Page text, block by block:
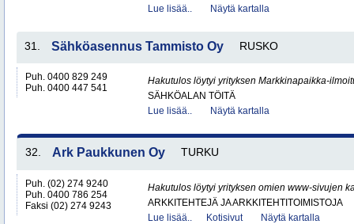
Lue lisää..
Näytä kartalla
31. Sähköasennus Tammisto Oy RUSKO
Puh. 0400 829 249
Puh. 0400 447 541
Hakutulos löytyi yrityksen Markkinapaikka-
SÄHKÖALAN TÖITÄ
Lue lisää..
Näytä kartalla
32. Ark Paukkunen Oy TURKU
Puh. (02) 274 9240
Puh. 0400 786 254
Faksi (02) 274 9243
Hakutulos löytyi yrityksen omien www-sivujen
ARKKITEHTEJÄ JA ARKKITEHTITOIMISTOJA
Lue lisää..
Kotisivut Näytä kartalla